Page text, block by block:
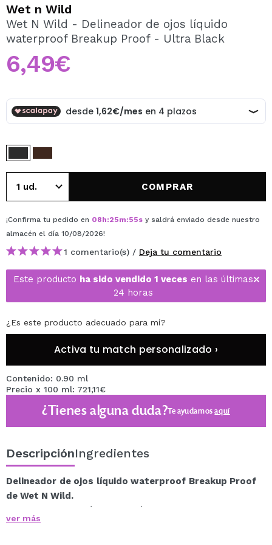
Al crear una cuenta en Maquillalia.com podrás realizar
tus compras rápidamente, revisar el estado de tus
Wet n Wild
Wet N Wild - Delineador de ojos líquido
waterproof Breakup Proof - Ultra Black
6,49€
COMPRAR
¡Confirma tu pedido en 08h:25m:54s y saldrá enviado desde nuestro
almacén el día 10/08/2026!
1 comentario(s) / Deja tu comentario
Este producto ha sido vendido 1 veces en las últimas
24 horas
¿Es este producto adecuado para mí?
Activa tu match personalizado ›
Contenido: 0.90 ml
Precio x 100 ml: 721,11€
¿Tienes alguna duda?Te ayudamosaquí
DescripciónIngredientes
Delineador de ojos líquido waterproof Breakup Proof
de Wet N Wild.
16 horas de duración en una fórmula resistente al agua,
a los borrones, a la decoloración, a las escamas y a
ver más